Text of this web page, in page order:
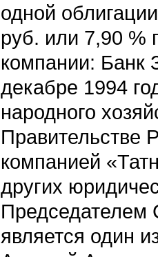
одной
руб. или 7,90 %
компании:
декабре 1994
народного
Правительстве
компанией
других
Председателем
является один